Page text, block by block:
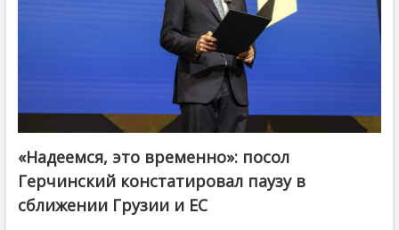
«Надеемся, это временно»: посол
Герчинский констатировал паузу в
сближении Грузии и ЕС